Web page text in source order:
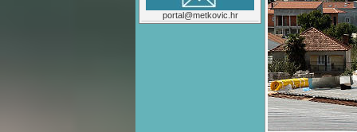
portal@metkovic.hr